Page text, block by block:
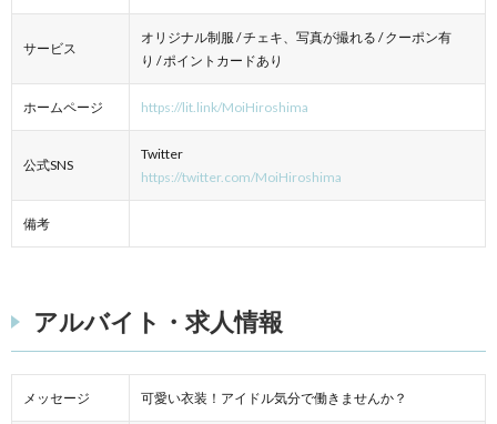
サービス
オリジナル制服 / チェキ、写真が撮れる / クーポン有
り / ポイントカードあり
ホームページ https://lit.link/MoiHiroshima
公式SNS
Twitter
https://twitter.com/MoiHiroshima
備考
アルバイト・求人情報
メッセージ 可愛い衣装！アイドル気分で働きませんか？